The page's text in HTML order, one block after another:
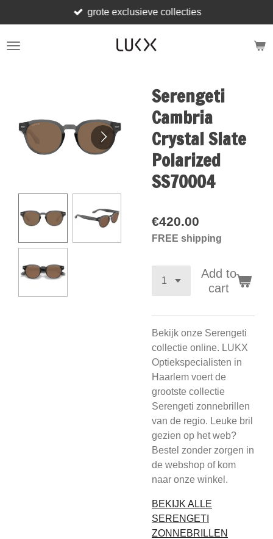
to
main
grote exclusieve collecties
Serengeti
Cambria
Crystal Slate
Polarized
SS70004
€420.00
FREE shipping
Add to
cart
Bekijk onze Serengeti
collectie online. LUKX
Optiekspecialisten in
Haarlem voert de
grootste collectie
Serengeti zonnebrillen
van de regio. Leuke bril
gezien op het web?
Bestel zonder zorgen in
de webshop of kom
naar onze winkel.
BEKIJK ALLE
SERENGETI
ZONNEBRILLEN